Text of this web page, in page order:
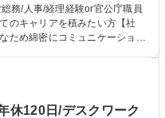
務詳細 【業務詳細】■
運営に係る管理業務 ■収益部
西口広場の「イベントコーナ
※入社後は上記いずれかの部門
【都庁グル
満／有給年平均16日取得
務/人事/経理経験or官公庁職員
のキャリアを積みたい方【社
ため綿密にコミュニケーション
■様々なプロジェクト：駐車場
照明を兼ねた広告「ブライトサ
生み出す活動を積極的に行って
休120日/デスクワーク